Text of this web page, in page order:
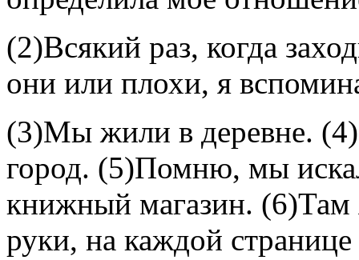
(2)Всякий раз, когда
они или плохи, я
(3)Мы жили в деревне.
город. (5)Помню, мы
книжный магазин. (6)Там
руки, на каждой